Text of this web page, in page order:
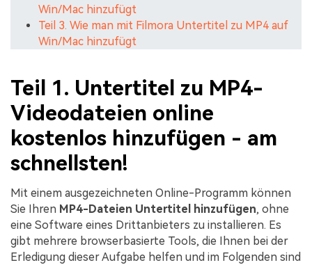
Win/Mac hinzufügt
Teil 3. Wie man mit Filmora Untertitel zu MP4 auf
Win/Mac hinzufügt
Teil 1. Untertitel zu MP4-
Videodateien online
kostenlos hinzufügen - am
schnellsten!
Mit einem ausgezeichneten Online-Programm können
Sie Ihren MP4-Dateien Untertitel hinzufügen, ohne
eine Software eines Drittanbieters zu installieren. Es
gibt mehrere browserbasierte Tools, die Ihnen bei der
Erledigung dieser Aufgabe helfen und im Folgenden sind